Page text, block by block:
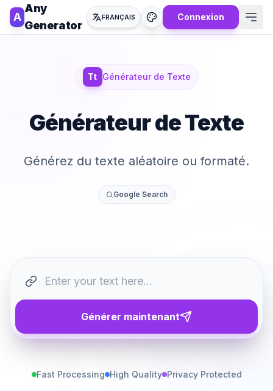
A
Any
Generator
FRANÇAIS Connexion
Tt Générateur de Texte
Générateur de Texte
Générez du texte aléatoire ou formaté.
Google Search
Générer maintenant
Fast Processing High Quality Privacy Protected